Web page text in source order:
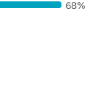
68%